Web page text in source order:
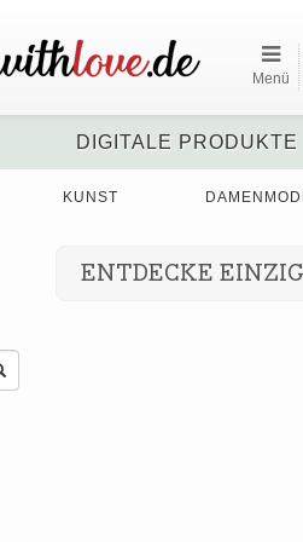
Menü
DIGITALE PRODUKTE
KUNST
ENTDECKE